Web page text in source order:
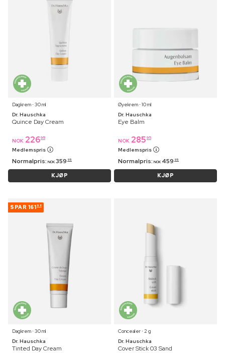
Dagkrem ⋅ 30 ml
Dr. Hauschka
Quince Day Cream
NOK 22695
Medlemspris
Normalpris: NOK 359 95
KJØP
Øyekrem ⋅ 10 ml
Dr. Hauschka
Eye Balm
NOK 285 95
Medlemspris
Normalpris: NOK 459 95
KJØP
SPAR 161 98
Dagkrem ⋅ 30 ml
Dr. Hauschka
Tinted Day Cream
Concealer ⋅ 2 g
Dr. Hauschka
Cover Stick 03 Sand